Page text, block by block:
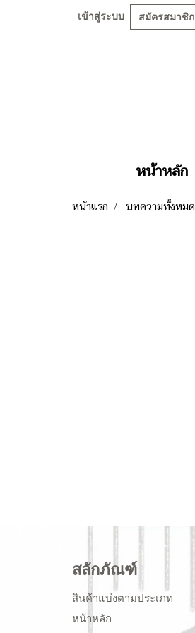
เข้าสู่ระบบ สมัครสมาชิก
หน้าหลัก
หน้าแรก บทความทั้งหมด
สลักภัณฑ์
สินค้าแบ่งตามประเภท
หน้าหลัก